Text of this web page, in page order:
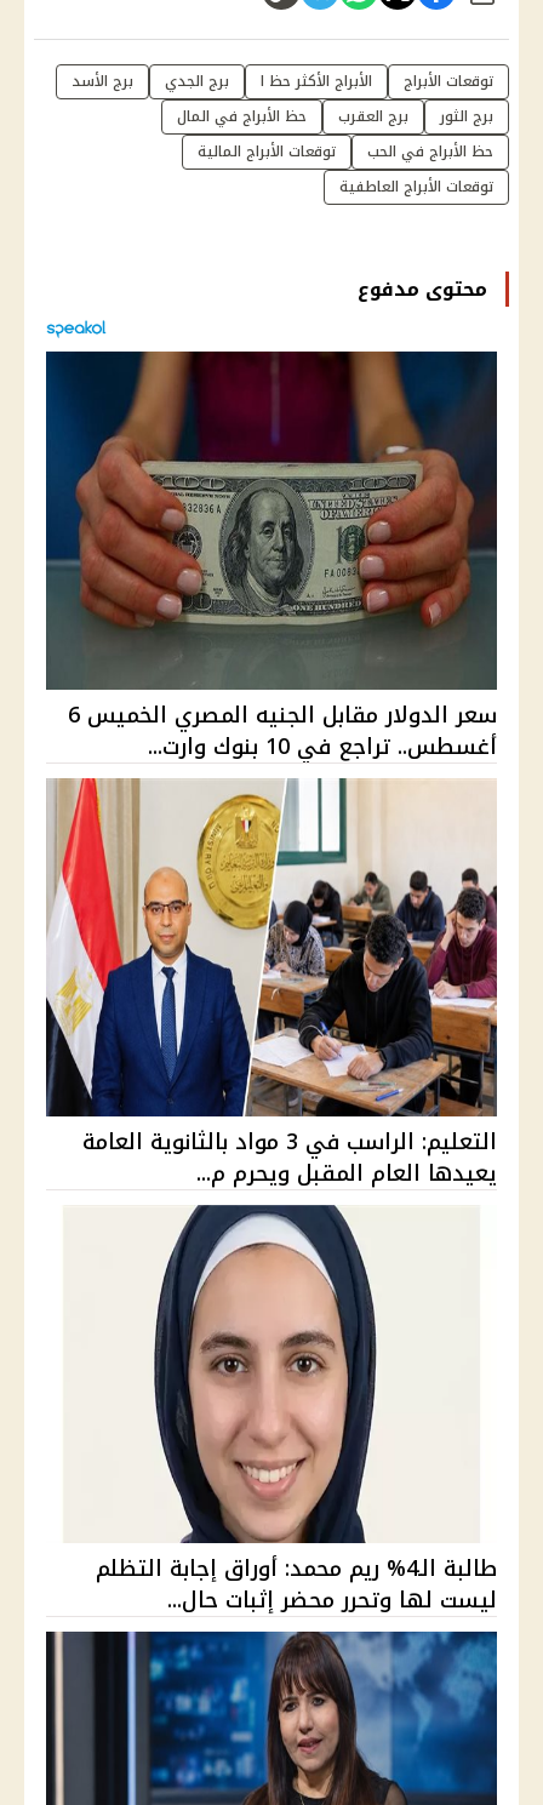
توقعات الأبراج الأبراج الأكثر حظ ا برج الجدي
برج الأسد
برج الثور
برج العقرب
حظ الأبراج في المال
حظ الأبراج في الحب
توقعات الأبراج المالية
توقعات الأبراج العاطفية
محتوى مدفوع
سعر الدولار مقابل الجنيه المصري الخميس 6
أغسطس.. تراجع في 10 بنوك وارت...
التعليم: الراسب في 3 مواد بالثانوية العامة
يعيدها العام المقبل ويحرم م...
طالبة الـ4% ريم محمد: أوراق إجابة التظلم
ليست لها وتحرر محضر إثبات حال...